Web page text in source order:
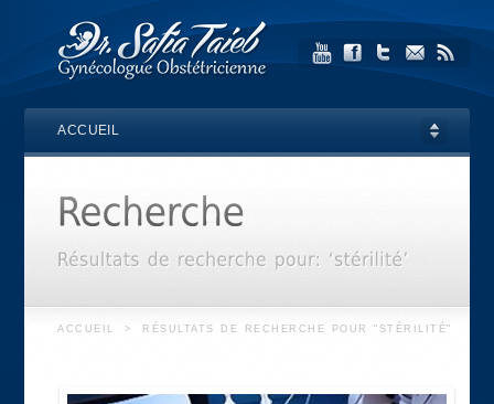
ACCUEIL
ACCUEIL > RÉSULTATS DE RECHERCHE POUR "STÉRILITÉ"